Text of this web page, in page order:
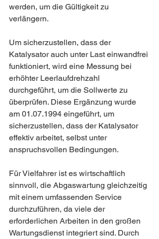
werden, um die Gültigkeit zu
verlängern.
Um sicherzustellen, dass der
Katalysator auch unter Last einwandfrei
funktioniert, wird eine Messung bei
erhöhter Leerlaufdrehzahl
durchgeführt, um die Sollwerte zu
überprüfen. Diese Ergänzung wurde
am 01.07.1994 eingeführt, um
sicherzustellen, dass der Katalysator
effektiv arbeitet, selbst unter
anspruchsvollen Bedingungen.
Für Vielfahrer ist es wirtschaftlich
sinnvoll, die Abgaswartung gleichzeitig
mit einem umfassenden Service
durchzuführen, da viele der
erforderlichen Arbeiten in den großen
Wartungsdienst integriert sind. Durch